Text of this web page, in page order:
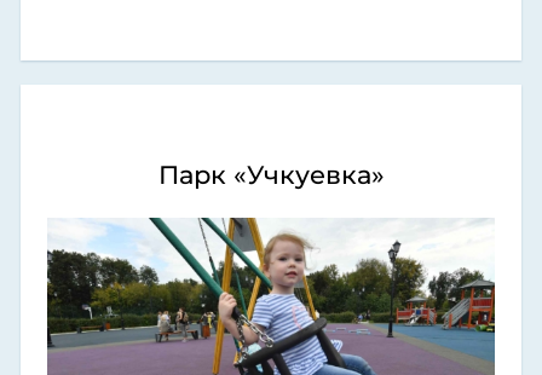
Парк «Учкуевка»